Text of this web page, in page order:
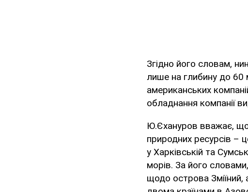
Згідно його словам,
лише на глибину до 60
американських
обладнання компанії
Ю.Єхануров вважає, що
природних ресурсів –
у Харківській та
морів. За його
щодо острова Зміїний,